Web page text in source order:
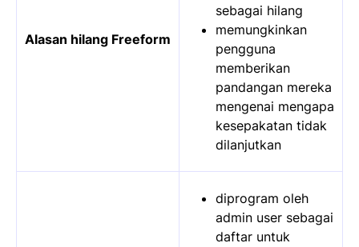
Alasan hilang Freeform
sebagai hilang
memungkinkan
pengguna
memberikan
pandangan mereka
mengenai mengapa
kesepakatan tidak
dilanjutkan
diprogram oleh
admin user sebagai
daftar untuk